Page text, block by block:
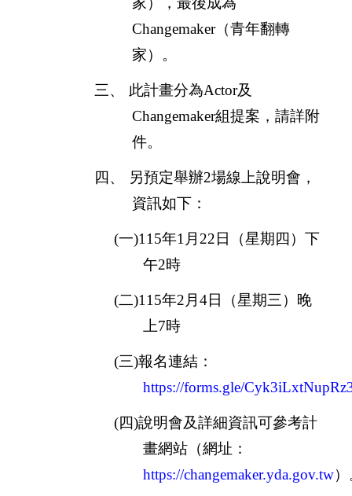
Changemaker（青年翻轉
家）。
三、 此計畫分為Actor及
Changemaker組提案，請詳附
件。
四、 另預定舉辦2場線上說明會，
資訊如下：
(一)115年1 月 22 日（星期四） 下
午2時
(二)115年2 月 4日（星期三）晚
上7時
(三)報名連結：
https://forms.gle/
(四)說明會及詳細資訊可參考計
畫網站（網址：
https://changemaker.yda.gov.tw